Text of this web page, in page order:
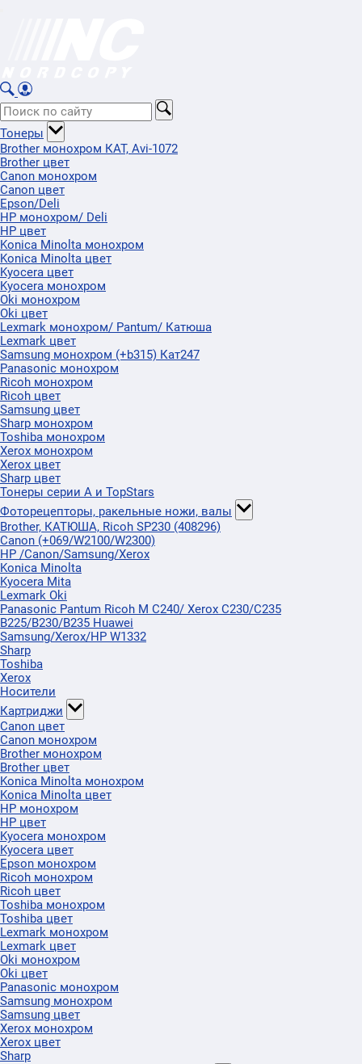
Тонеры
Brother монохром КАТ, Avi-1072
Brother цвет
Canon монохром
Canon цвет
Epson/Deli
HP монохром/ Deli
HP цвет
Konica Minolta монохром
Konica Minolta цвет
Kyocera цвет
Kyocera монохром
Oki монохром
Oki цвет
Lexmark монохром/ Pantum/ Катюша
Lexmark цвет
Samsung монохром (+b315) Кат247
Panasonic монохром
Ricoh монохром
Ricoh цвет
Samsung цвет
Sharp монохром
Toshiba монохром
Xerox монохром
Xerox цвет
Sharp цвет
Тонеры серии А и TopStars
Фоторецепторы, ракельные ножи, валы
Brother, КАТЮША, Ricoh SP230 (408296)
Canon (+069/W2100/W2300)
HP /Canon/Samsung/Xerox
Konica Minolta
Kyocera Mita
Lexmark Oki
Panasonic Pantum Ricoh M C240/ Xerox C230/C235
B225/B230/B235 Huawei
Samsung/Xerox/HP W1332
Sharp
Toshiba
Xerox
Носители
Картриджи
Canon цвет
Canon монохром
Brother монохром
Brother цвет
Konica Minolta монохром
Konica Minolta цвет
HP монохром
HP цвет
Kyocera монохром
Kyocera цвет
Epson монохром
Ricoh монохром
Ricoh цвет
Toshiba монохром
Toshiba цвет
Lexmark монохром
Lexmark цвет
Oki монохром
Oki цвет
Panasonic монохром
Samsung монохром
Samsung цвет
Xerox монохром
Xerox цвет
Sharp